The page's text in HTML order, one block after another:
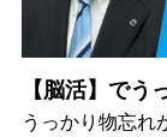
【脳活】でう
うっかり物忘